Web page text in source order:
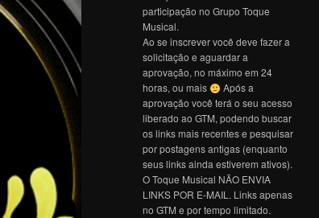
participação no Grupo Toque
Musical.
Ao se inscrever você deve fazer a
solicitação e aguardar a
aprovação, no máximo em 24
horas, ou mais
Após a
aprovação você terá o seu acesso
liberado ao GTM, podendo buscar
os links mais recentes e pesquisar
por postagens antigas (enquanto
seus links ainda estiverem ativos).
O Toque Musical NÃO ENVIA
LINKS POR E-MAIL. Links apenas
no GTM e por tempo limitado.